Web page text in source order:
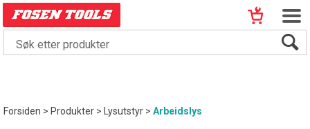
Forsiden>Produkter> Lysutstyr>Arbeidslys